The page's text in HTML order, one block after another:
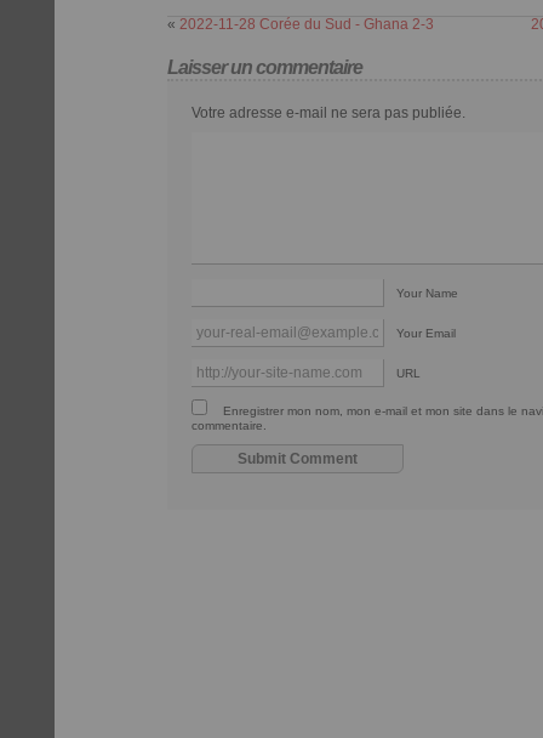
« 2022-11-28 Corée du Sud - Ghana 2-3
Laisser un commentaire
Votre adresse e-mail ne sera pas publiée.
Your Name
Your Email
URL
Enregistrer mon nom, mon e-mail et mon site dans le
commentaire.